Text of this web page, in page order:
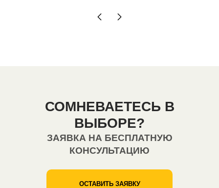
СОМНЕВАЕТЕСЬ В
ВЫБОРЕ?
ЗАЯВКА НА БЕСПЛАТНУЮ
КОНСУЛЬТАЦИЮ
ОСТАВИТЬ ЗАЯВКУ